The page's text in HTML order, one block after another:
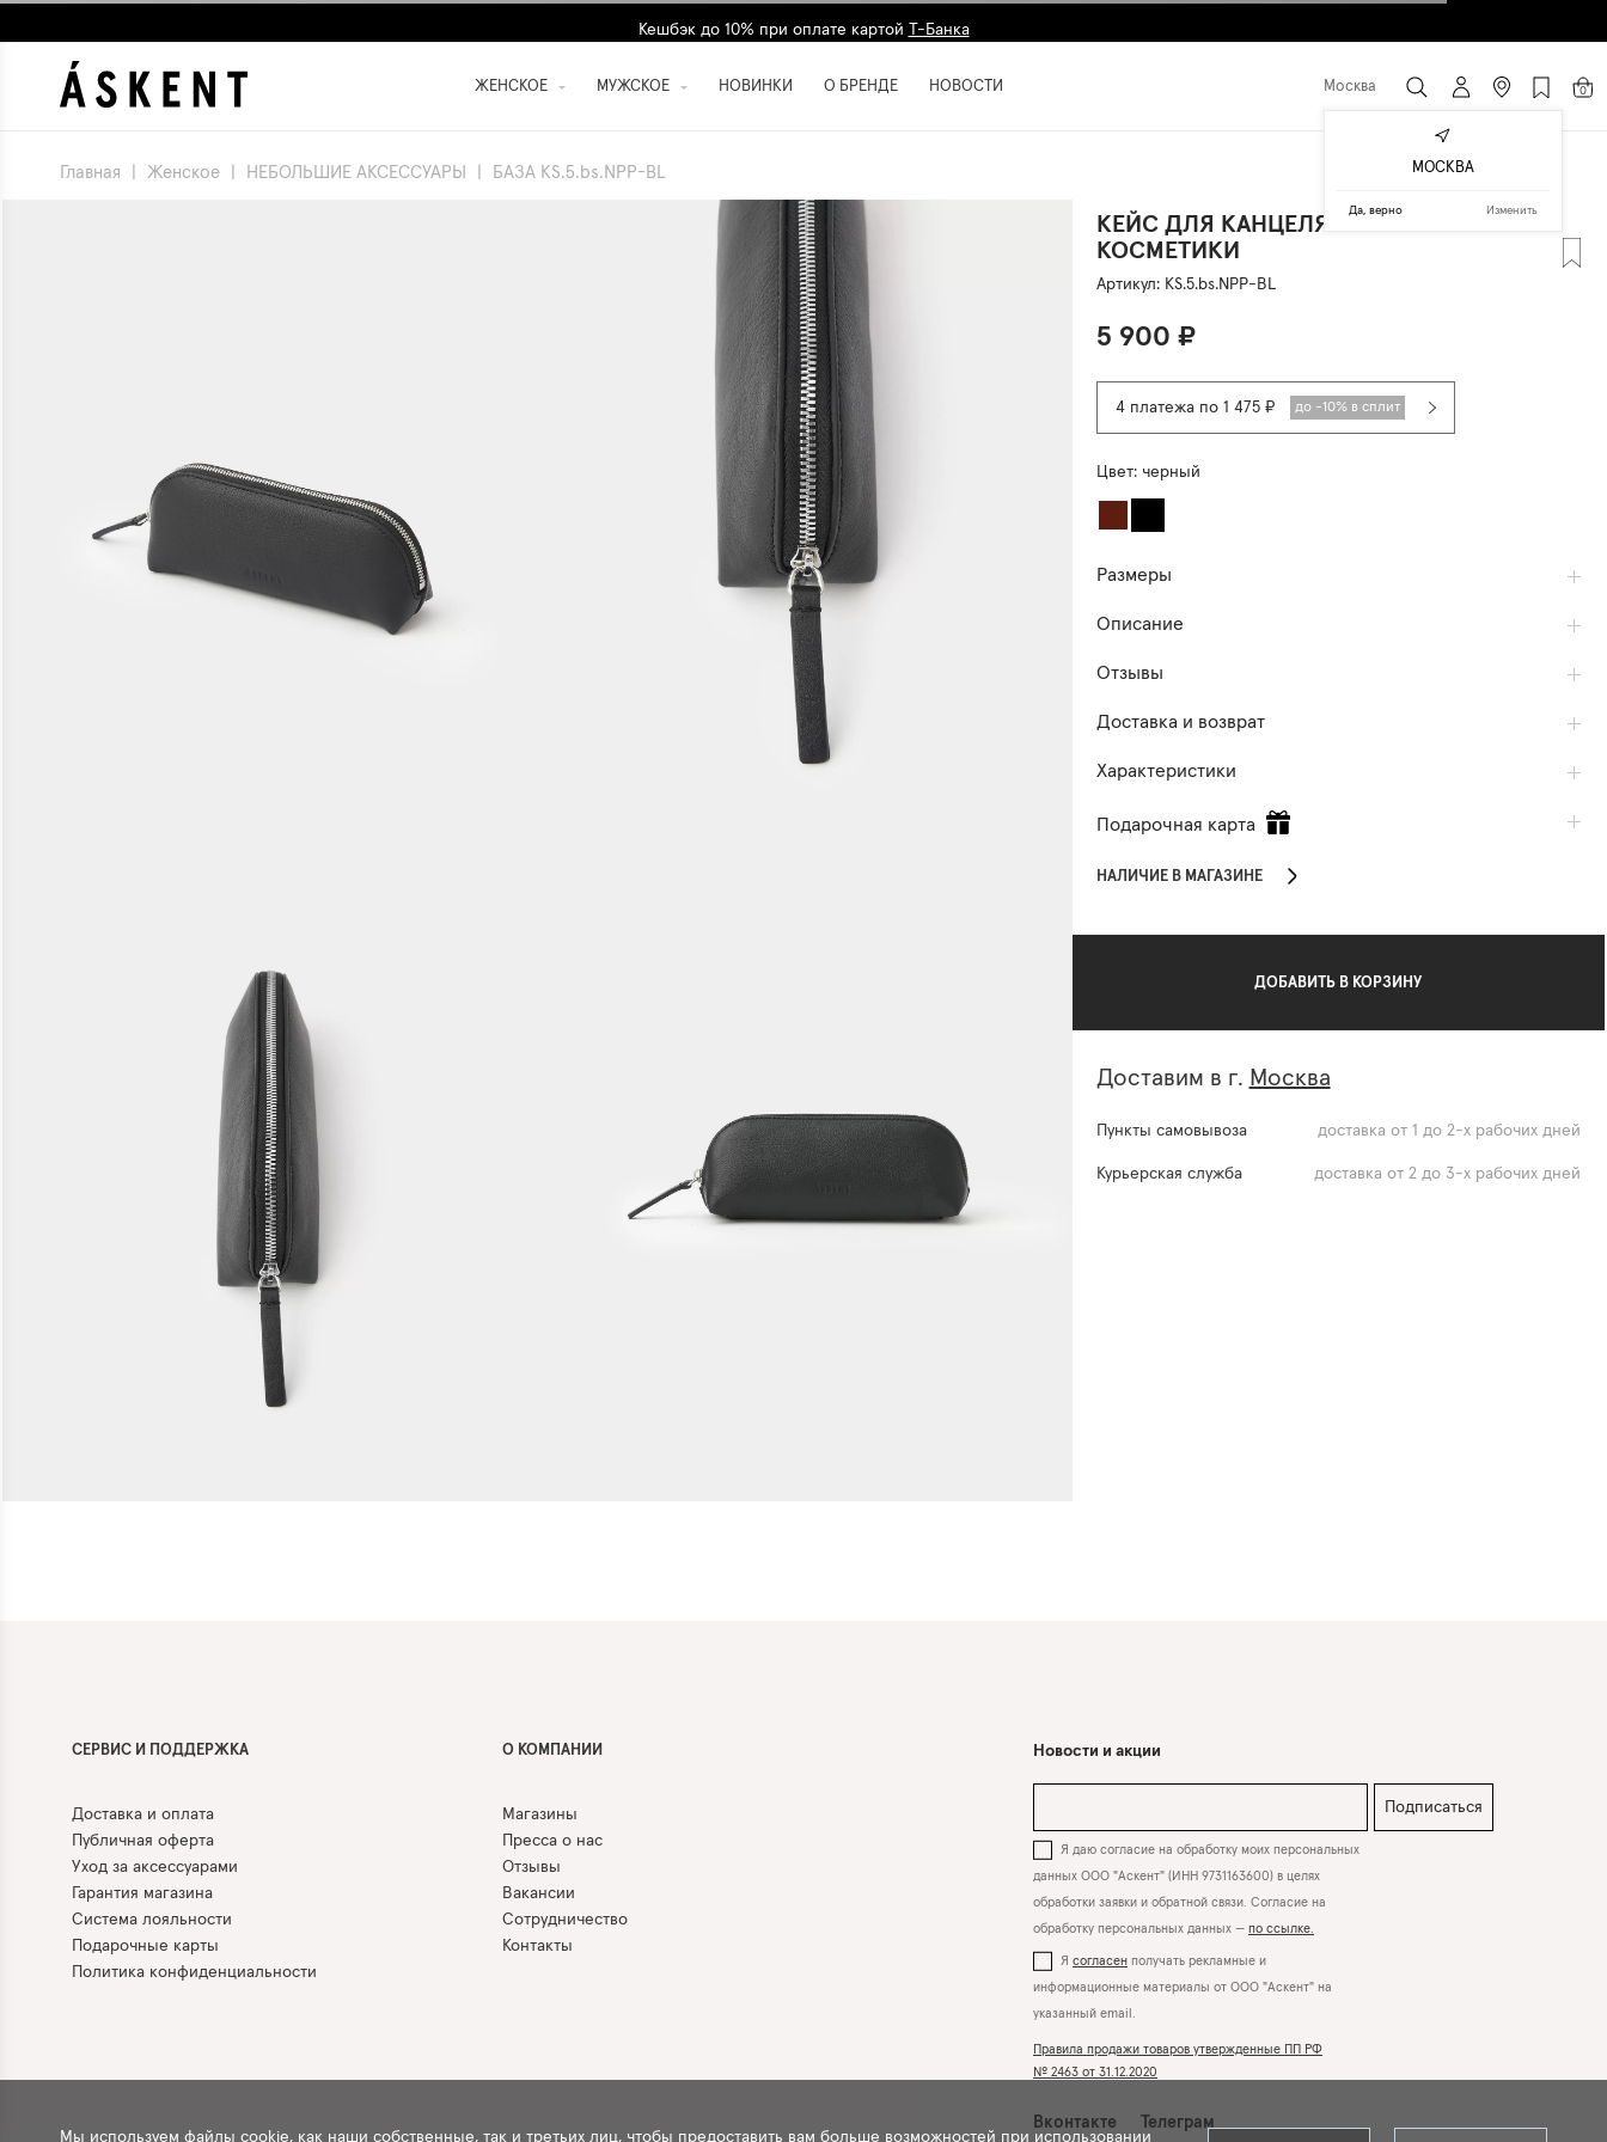
Кешбэк до 10% при оплате картой Т-Банка
ЖЕНСКОЕ МУЖСКОЕ НОВИНКИ О БРЕНДЕ НОВОСТИ Москва 0
Главная Женское НЕБОЛЬШИЕ АКСЕССУАРЫ БАЗА KS.5.bs.NPP-BL
КЕЙС ДЛЯ КАНЦЕЛЯРИИ ИЛИ
КОСМЕТИКИ
Артикул: KS.5.bs.NPP-BL
5 900 ₽
4 платежа по 1 475 ₽ до -10% в сплит
Цвет: черный
Размеры
Описание
Отзывы
Доставка и возврат
Характеристики
Подарочная карта
НАЛИЧИЕ В МАГАЗИНЕ
ДОБАВИТЬ В КОРЗИНУ
Доставим в г. Москва
Пункты самовывоза доставка от 1 до 2-х рабочих дней
Курьерская служба доставка от 2 до 3-х рабочих дней
СЕРВИС И ПОДДЕРЖКА
Доставка и оплата
Публичная оферта
Уход за аксессуарами
Гарантия магазина
Система лояльности
Подарочные карты
Политика конфиденциальности
О КОМПАНИИ
Магазины
Пресса о нас
Отзывы
Вакансии
Сотрудничество
Контакты
Новости и акции
Подписаться
Я даю согласие на обработку моих персональных
данных ООО "Аскент" (ИНН 9731163600) в целях
обработки заявки и обратной связи. Согласие на
обработку персональных данных — по ссылке.
Я согласен получать рекламные и
информационные материалы от ООО "Аскент" на
указанный email.
Правила продажи товаров утвержденные ПП РФ
№ 2463 от 31.12.2020
Вконтакте
Телеграм
Мы используем файлы cookie, как наши собственные, так и третьих лиц, чтобы предоставить вам больше возможностей при использовании
МОСКВА
Да, верно Изменить